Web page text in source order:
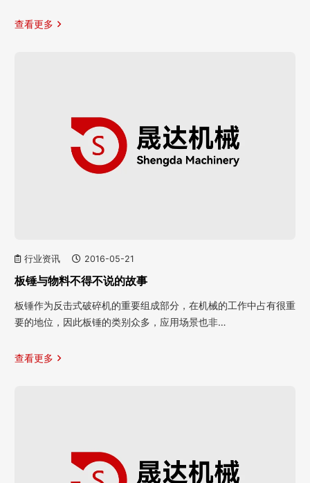
查看更多
行业资讯 2016-05-21
板锤与物料不得不说的故事
板锤作为反击式破碎机的重要组成部分，在机械的工作中占有很重
要的地位，因此板锤的类别众多，应用场景也非…
查看更多